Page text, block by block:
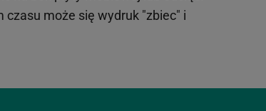
czasu może się wydruk "zbiec" i